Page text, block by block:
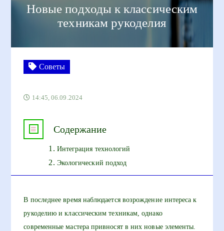
Новые подходы к классическим
техникам рукоделия
Советы
14:45, 06.09.2024
Содержание
Интеграция технологий
Экологический подход
В последнее время наблюдается возрождение интереса к
рукоделию и классическим техникам, однако
современные мастера привносят в них новые элементы.